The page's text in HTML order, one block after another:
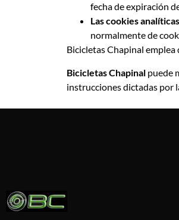
fecha de expiración
Las cookies
normalmente de
Bicicletas Chapinal emplea
Bicicletas Chapinal puede
instrucciones dictadas por